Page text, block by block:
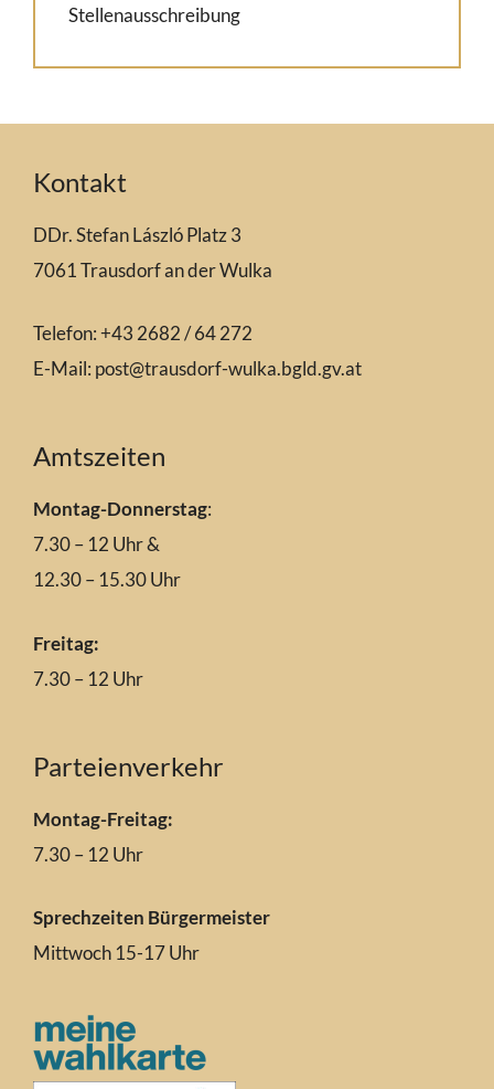
Stellenausschreibung
Kontakt
DDr. Stefan László Platz 3
7061 Trausdorf an der Wulka
Telefon: +43 2682 / 64 272
E-Mail: post@trausdorf-wulka.bgld.gv.at
Amtszeiten
Montag-Donnerstag:
7.30 – 12 Uhr &
12.30 – 15.30 Uhr
Freitag:
7.30 – 12 Uhr
Parteienverkehr
Montag-Freitag:
7.30 – 12 Uhr
Sprechzeiten Bürgermeister
Mittwoch 15-17 Uhr